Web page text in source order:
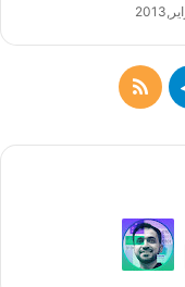
تيلقرامملخص